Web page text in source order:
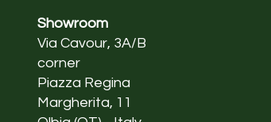
Showroom
Via Cavour, 3A/B
corner
Piazza Regina
Margherita, 11